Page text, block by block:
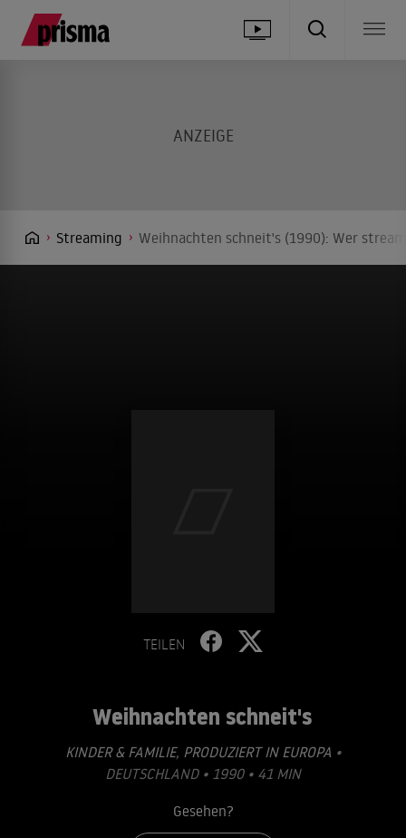
Streaming Weihnachten schneit's (1990): Wer
TEILEN
Weihnachten schneit's
KINDER & FAMILIE, PRODUZIERT IN EUROPA •
DEUTSCHLAND • 1990 • 41 MIN
Gesehen?